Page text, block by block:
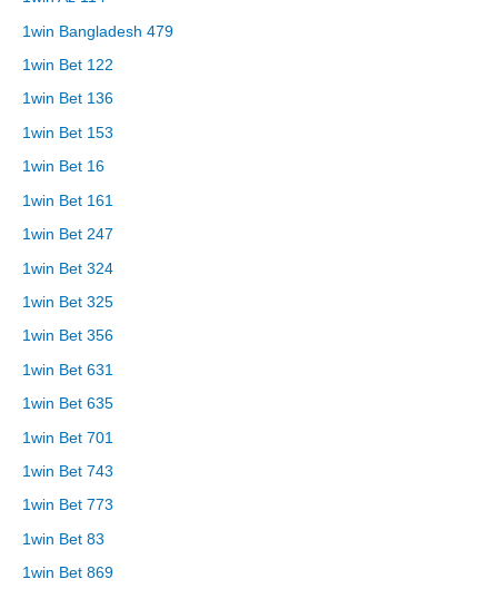
1win Bangladesh 479
1win Bet 122
1win Bet 136
1win Bet 153
1win Bet 16
1win Bet 161
1win Bet 247
1win Bet 324
1win Bet 325
1win Bet 356
1win Bet 631
1win Bet 635
1win Bet 701
1win Bet 743
1win Bet 773
1win Bet 83
1win Bet 869